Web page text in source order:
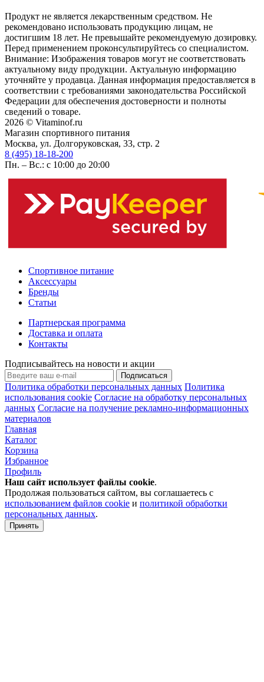
Продукт не является лекарственным средством. Не
рекомендовано использовать продукцию лицам, не
достигшим 18 лет. Не превышайте рекомендуемую дозировку.
Перед применением проконсультируйтесь со специалистом.
Внимание: Изображения товаров могут не соответствовать
актуальному виду продукции. Актуальную информацию
уточняйте у продавца. Данная информация предоставляется в
соответствии с требованиями законодательства Российской
Федерации для обеспечения достоверности и полноты
сведений о товаре.
2026 © Vitaminof.ru
Магазин спортивного питания
Москва, ул. Долгоруковская, 33, стр. 2
8 (495) 18-18-200
Пн. – Вс.: с 10:00 до 20:00
Спортивное питание
Аксессуары
Бренды
Статьи
Партнерская программа
Доставка и оплата
Контакты
Подписывайтесь на новости и акции
Подписаться
Политика обработки персональных данных Политика
использования cookie Согласие на обработку персональных
данных Согласие на получение рекламно-информационных
материалов
Главная
Каталог
Корзина
Избранное
Профиль
Наш сайт использует файлы cookie.
Продолжая пользоваться сайтом, вы соглашаетесь с
использованием файлов cookie и политикой обработки
персональных данных.
Принять